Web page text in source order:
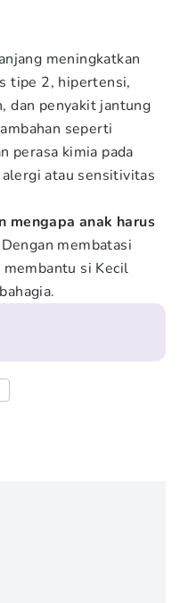
meningkatkan
tipe 2, hipertensi,
dan penyakit jantung
seperti
perasa kimia pada
atau sensitivitas
mengapa anak harus
Dengan membatasi
membantu si Kecil